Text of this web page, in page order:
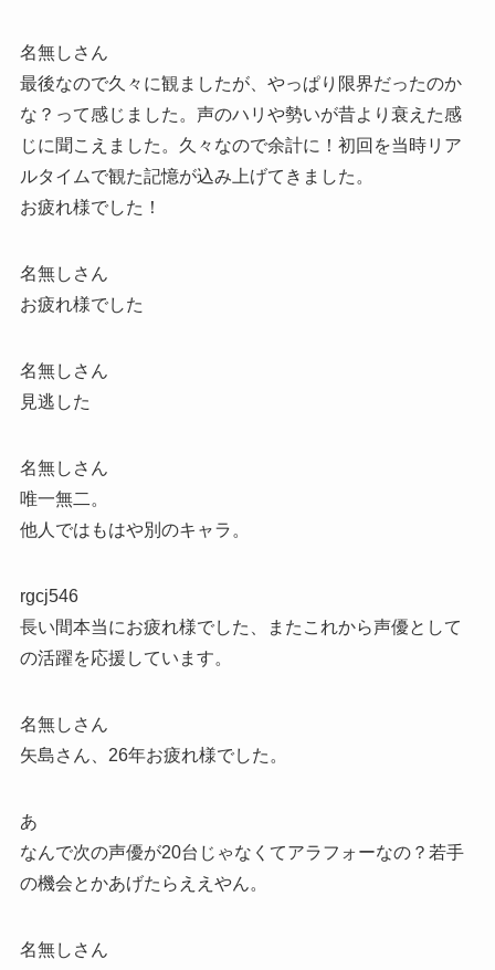
名無しさん
最後なので久々に観ましたが、やっぱり限界だったのか
な？って感じました。声のハリや勢いが昔より衰えた感
じに聞こえました。久々なので余計に！初回を当時リア
ルタイムで観た記憶が込み上げてきました。
お疲れ様でした！
名無しさん
お疲れ様でした
名無しさん
見逃した
名無しさん
唯一無二。
他人ではもはや別のキャラ。
rgcj546
長い間本当にお疲れ様でした、またこれから声優として
の活躍を応援しています。
名無しさん
矢島さん、26年お疲れ様でした。
あ
なんで次の声優が20台じゃなくてアラフォーなの？若手
の機会とかあげたらええやん。
名無しさん